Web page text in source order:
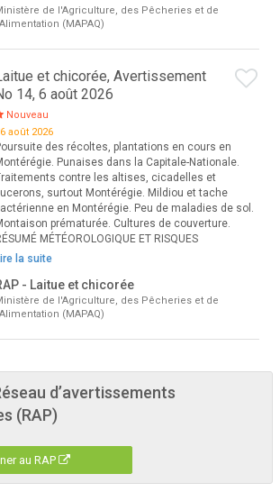
de l'Agriculture, des Pêcheries et de
(MAPAQ)
et chicorée, Avertissement
14, 6 août 2026
Nouveau
août 2026
des récoltes, plantations en cours en
Punaises dans la Capitale-Nationale.
contre les altises, cicadelles et
surtout Montérégie. Mildiou et tache
en Montérégie. Peu de maladies de sol.
prématurée. Cultures de couverture.
MÉTÉOROLOGIQUE ET RISQUES
la suite
- Laitue et chicorée
de l'Agriculture, des Pêcheries et de
(MAPAQ)
d’avertissements
(RAP)
au RAP